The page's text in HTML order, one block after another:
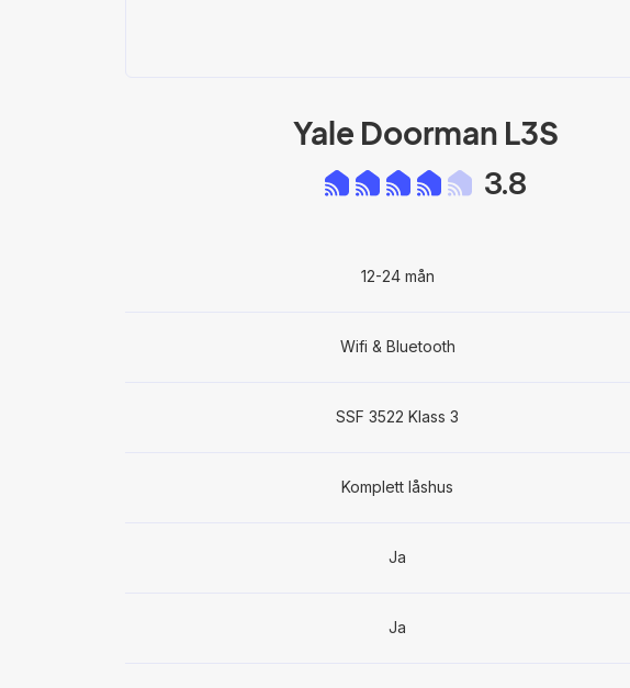
Yale Doorman L3S
3.8
12-24 mån
Wifi & Bluetooth
SSF 3522 Klass 3
Komplett låshus
Ja
Ja